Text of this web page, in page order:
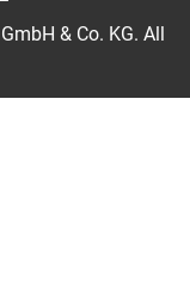
& Co. KG. All